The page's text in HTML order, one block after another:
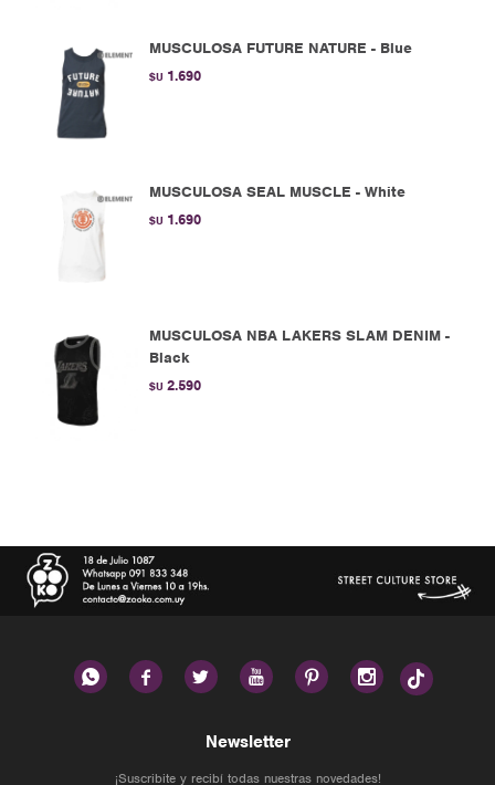
MUSCULOSA FUTURE NATURE - Blue
$U 1.690
MUSCULOSA SEAL MUSCLE - White
$U 1.690
MUSCULOSA NBA LAKERS SLAM DENIM -
Black
$U 2.590
     
Newsletter
¡Suscribite y recibí todas nuestras novedades!